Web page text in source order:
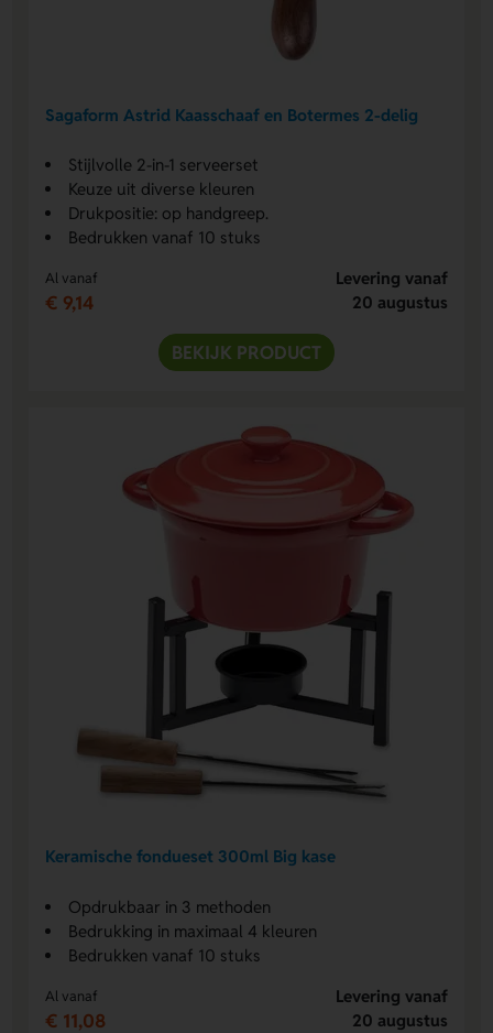
Sagaform Astrid Kaasschaaf en Botermes 2-delig
Stijlvolle 2-in-1 serveerset
Keuze uit diverse kleuren
Drukpositie: op handgreep.
Bedrukken vanaf 10 stuks
Al vanaf
€ 9,14
Levering vanaf
20 augustus
BEKIJK PRODUCT
Keramische fondueset 300ml Big kase
Opdrukbaar in 3 methoden
Bedrukking in maximaal 4 kleuren
Bedrukken vanaf 10 stuks
Al vanaf
€ 11,08
Levering vanaf
20 augustus